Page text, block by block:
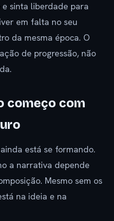
e sinta liberdade para
em falta no seu
da mesma época. O
de progressão, não
começo com
está se formando.
a narrativa depende
Mesmo sem os
na ideia e na